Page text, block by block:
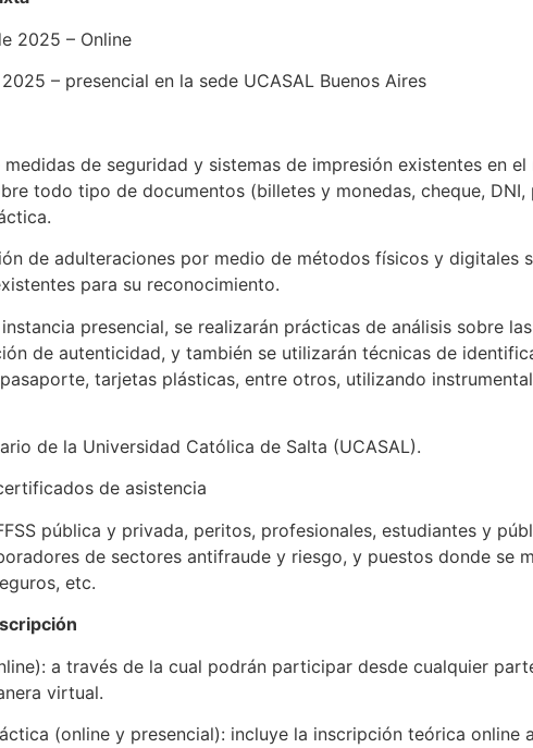
2025 – Online
– presencial en la sede UCASAL Buenos Aires
de seguridad y sistemas de impresión existentes en
todo tipo de documentos (billetes y monedas, cheque,
de adulteraciones por medio de métodos físicos y digitales
para su reconocimiento.
presencial, se realizarán prácticas de análisis sobre
de autenticidad, y también se utilizarán técnicas de
tarjetas plásticas, entre otros, utilizando
de la Universidad Católica de Salta (UCASAL).
de asistencia
pública y privada, peritos, profesionales, estudiantes y
de sectores antifraude y riesgo, y puestos donde se
etc.
a través de la cual podrán participar desde cualquier
virtual.
(online y presencial): incluye la inscripción teórica online